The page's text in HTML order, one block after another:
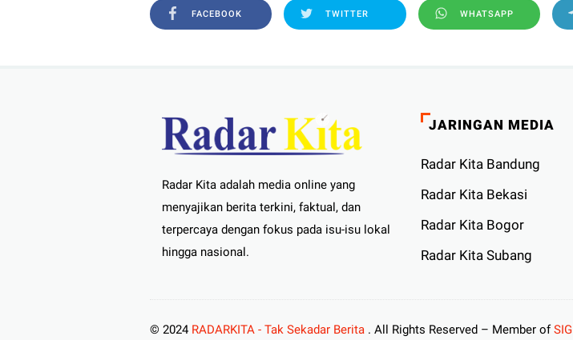
FACEBOOK TWITTER WHATSAPP
Radar Kita adalah media online yang
menyajikan berita terkini, faktual, dan
terpercaya dengan fokus pada isu-isu lokal
hingga nasional.
JARINGAN MEDIA
Radar Kita Bandung
Radar Kita Bekasi
Radar Kita Bogor
Radar Kita Subang
© 2024 RADARKITA - Tak Sekadar Berita . All Rights Reserved – Member ofSIG